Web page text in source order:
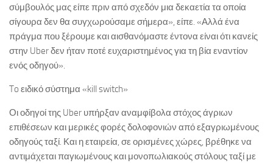
σύμβουλός μας είπε πριν από σχεδόν μια δεκαετία τα οποία
σίγουρα δεν θα συγχωρούσαμε σήμερα», είπε. «Αλλά ένα
πράγμα που ξέρουμε και αισθανόμαστε έντονα είναι ότι κανείς
στην Uber δεν ήταν ποτέ ευχαριστημένος για τη βία εναντίον
ενός οδηγού».
To ειδικό σύστημα «kill switch»
Οι οδηγοί της Uber υπήρξαν αναμφίβολα στόχος άγριων
επιθέσεων και μερικές φορές δολοφονιών από εξαγριωμένους
οδηγούς ταξί. Και η εταιρεία, σε ορισμένες χώρες, βρέθηκε να
αντιμάχεται παγιωμένους και μονοπωλιακούς στόλους ταξί με